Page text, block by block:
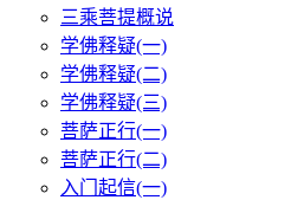
三乘菩提概说
学佛释疑(一)
学佛释疑(二)
学佛释疑(三)
菩萨正行(一)
菩萨正行(二)
入门起信(一)